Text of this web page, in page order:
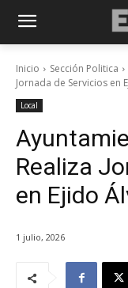
Inicio Sección Politica
Jornada de Servicios en
Local
Realiza
en Ejido
1 julio, 2026